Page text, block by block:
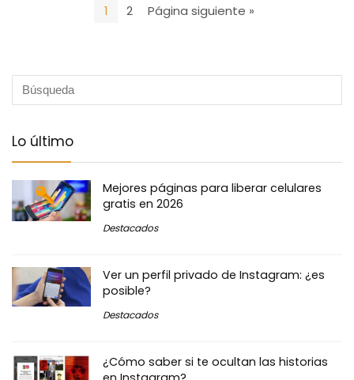
1 2 Página siguiente »
Lo último
Mejores páginas para liberar celulares
gratis en 2026
Destacados
Ver un perfil privado de Instagram: ¿es
posible?
Destacados
¿Cómo saber si te ocultan las historias